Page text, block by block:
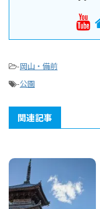
-岡山・備前
-公園
関連記事